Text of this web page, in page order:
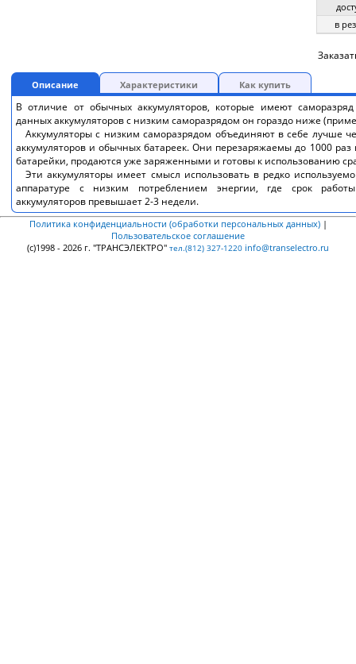
в
Описание Характеристики Как купить
В отличие от обычных аккумуляторов, которые имеют
данных аккумуляторов с низким саморазрядом он гораздо ниже
Аккумуляторы с низким саморазрядом объединяют в себе лучше
аккумуляторов и обычных батареек. Они перезаряжаемы до 1000
батарейки, продаются уже заряженными и готовы к использованию
Эти аккумуляторы имеет смысл использовать в редко
аппаратуре с низким потреблением энергии, где срок
аккумуляторов превышает 2-3 недели.
Политика конфиденциальности (обработки персональных данных) |
Пользовательское соглашение
(c)1998 - 2026 г. "ТРАНСЭЛЕКТРО" тел.(812) 327-1220 info@transelectro.ru